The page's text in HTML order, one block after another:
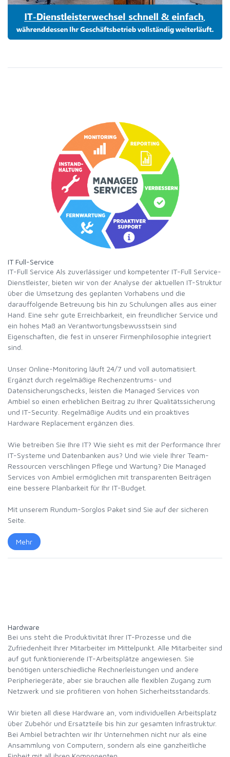
IT Full-Service
IT-Full Service Als zuverlässiger und kompetenter IT-Full Service-
Dienstleister, bieten wir von der Analyse der aktuellen IT-Struktur
über die Umsetzung des geplanten Vorhabens und die
darauffolgende Betreuung bis hin zu Schulungen alles aus einer
Hand. Eine sehr gute Erreichbarkeit, ein freundlicher Service und
ein hohes Maß an Verantwortungsbewusstsein sind
Eigenschaften, die fest in unserer Firmenphilosophie integriert
sind.
Unser Online-Monitoring läuft 24/7 und voll automatisiert.
Ergänzt durch regelmäßige Rechenzentrums- und
Datensicherungschecks, leisten die Managed Services von
Ambiel so einen erheblichen Beitrag zu Ihrer Qualitätssicherung
und IT-Security. Regelmäßige Audits und ein proaktives
Hardware Replacement ergänzen dies.
Wie betreiben Sie Ihre IT? Wie sieht es mit der Performance Ihrer
IT-Systeme und Datenbanken aus? Und wie viele Ihrer Team-
Ressourcen verschlingen Pflege und Wartung? Die Managed
Services von Ambiel ermöglichen mit transparenten Beiträgen
eine bessere Planbarkeit für Ihr IT-Budget.
Mit unserem Rundum-Sorglos Paket sind Sie auf der sicheren
Seite.
Mehr
Hardware
Bei uns steht die Produktivität Ihrer IT-Prozesse und die
Zufriedenheit Ihrer Mitarbeiter im Mittelpunkt. Alle Mitarbeiter sind
auf gut funktionierende IT-Arbeitsplätze angewiesen. Sie
benötigen unterschiedliche Rechnerleistungen und andere
Peripheriegeräte, aber sie brauchen alle flexiblen Zugang zum
Netzwerk und sie profitieren von hohen Sicherheitsstandards.
Wir bieten all diese Hardware an, vom individuellen Arbeitsplatz
über Zubehör und Ersatzteile bis hin zur gesamten Infrastruktur.
Bei Ambiel betrachten wir Ihr Unternehmen nicht nur als eine
Ansammlung von Computern, sondern als eine ganzheitliche